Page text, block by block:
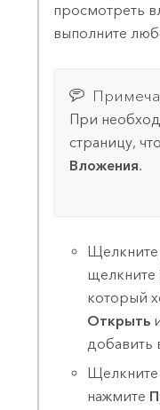
просмотреть
выполните
При
страницу,
Вложения.
Щелкните
щелкните
который
Открыть
добавить
нажмите